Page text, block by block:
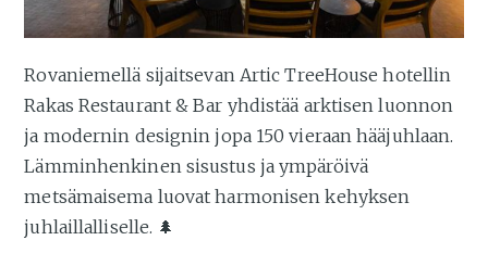
Rovaniemellä sijaitsevan Artic TreeHouse hotellin
Rakas Restaurant & Bar yhdistää arktisen luonnon
ja modernin designin jopa 150 vieraan hääjuhlaan.
Lämminhenkinen sisustus ja ympäröivä
metsämaisema luovat harmonisen kehyksen
juhlaillalliselle. 🌲